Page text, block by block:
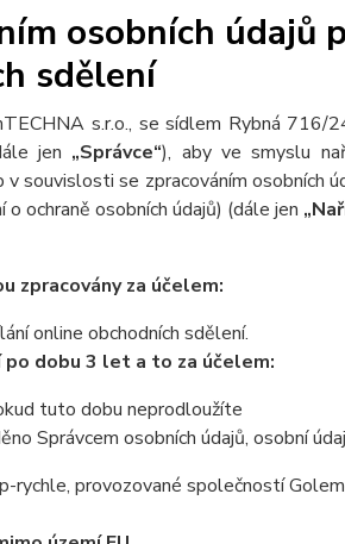
osobních údajů
sdělení
s.r.o., se sídlem Rybná
jen „Správce“), aby ve smyslu
souvislosti se zpracováním osobních
ochraně osobních údajů) (dále jen
zpracovány za účelem:
online obchodních sdělení.
dobu 3 let a to za účelem:
tuto dobu neprodloužíte
Správcem osobních údajů, osobní
rychle, provozované společností